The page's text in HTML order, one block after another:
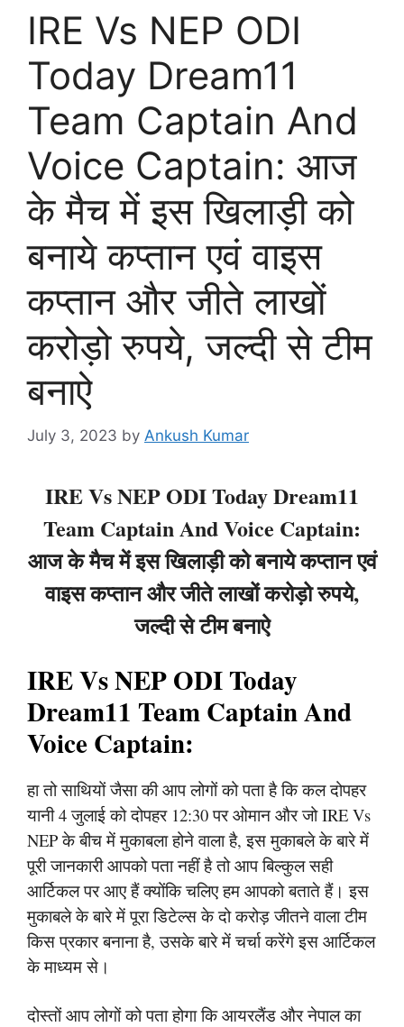
IRE Vs NEP ODI
Today Dream11
Team Captain And
Voice Captain: आज
के मैच में इस खिलाड़ी को
बनाये कप्तान एवं वाइस
कप्तान और जीते लाखों
करोड़ो रुपये, जल्दी से टीम
बनाऐ
July 3, 2023 by Ankush Kumar
IRE Vs NEP ODI Today Dream11
Team Captain And Voice Captain:
आज के मैच में इस खिलाड़ी को बनाये कप्तान एवं
वाइस कप्तान और जीते लाखों करोड़ो रुपये,
जल्दी से टीम बनाऐ
IRE Vs NEP ODI Today
Dream11 Team Captain And
Voice Captain:
हा तो साथियों जैसा की आप लोगों को पता है कि कल दोपहर
यानी 4 जुलाई को दोपहर 12:30 पर ओमान और जो IRE Vs
NEP के बीच में मुकाबला होने वाला है, इस मुकाबले के बारे में
पूरी जानकारी आपको पता नहीं है तो आप बिल्कुल सही
आर्टिकल पर आए हैं क्योंकि चलिए हम आपको बताते हैं। इस
मुकाबले के बारे में पूरा डिटेल्स के दो करोड़ जीतने वाला टीम
किस प्रकार बनाना है, उसके बारे में चर्चा करेंगे इस आर्टिकल
के माध्यम से।
दोस्तों आप लोगों को पता होगा कि आयरलैंड और नेपाल का